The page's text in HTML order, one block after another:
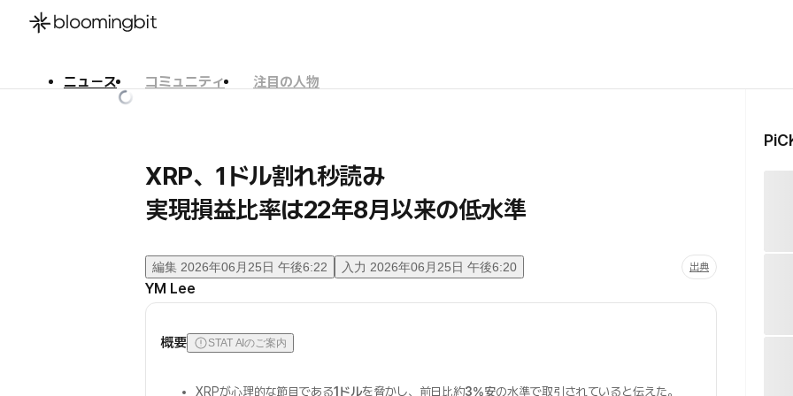
ニュース コミュニティ
注目の人物
XRP、1ドル割れ秒読み
実現損益比率は22年8月以来の低水準
編集 2026年06月25日 午後6:22 入力 2026年06月25日 午後6:20 出典
YM Lee
概要 STAT AIのご案内
XRPが心理的な節目である1ドルを脅かし、前日比約3%安の水準で取引されていると伝えた。